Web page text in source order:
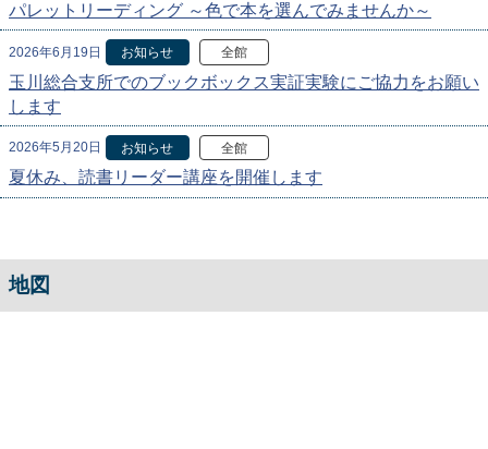
パレットリーディング ～色で本を選んでみませんか～
2026年6月19日 お知らせ 全館
玉川総合支所でのブックボックス実証実験にご協力をお願い
します
2026年5月20日 お知らせ 全館
夏休み、読書リーダー講座を開催します
地図